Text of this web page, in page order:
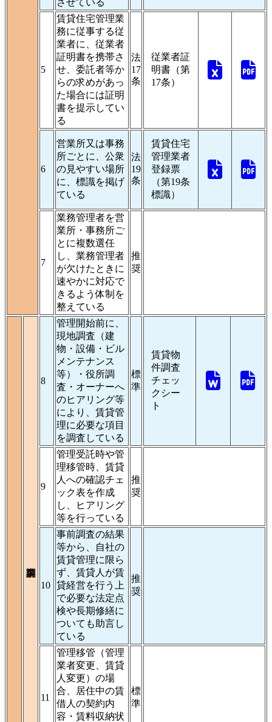
させている
5
賃貸住宅管理業
務に従事する従
業者に、従業者
証明書を携帯さ
せ、委託者等か
らの求めがあっ
た場合には証明
書を提示してい
る
法
17
条
従業者証
明書（第
17条）
6
営業所又は事務
所ごとに、公衆
の見やすい場所
に、標識を掲げ
ている
法
19
条
賃貸住宅
管理業者
登録票
（第19条
標識）
7
業務管理者を営
業所・事務所ご
とに複数選任
し、業務管理者
が欠けたときに
速やかに対応で
きるよう体制を
整えている
推
奨
8
管理開始前に、
現地調査（建
物・設備・ビル
メンテナンス
等）・役所調
査・オーナーへ
のヒアリング等
により、賃貸管
理に必要な項目
を調査している
標
準
賃貸物
件調査
チェッ
クシー
ト
9
管理受託時や管
理移管時、賃貸
人への確認チェ
ック表を作成
し、ヒアリング
等を行っている
推
奨
10
事前調査の結果
等から、自社の
賃貸管理に限ら
ず、賃貸人が賃
貸経営を行う上
で必要な法定点
検や長期修繕に
ついても助言し
ている
推
奨
11
管理移管（管理
業者変更、賃貸
人変更）の場
合、居住中の賃
借人の契約内
容・賃料収納状
標
準